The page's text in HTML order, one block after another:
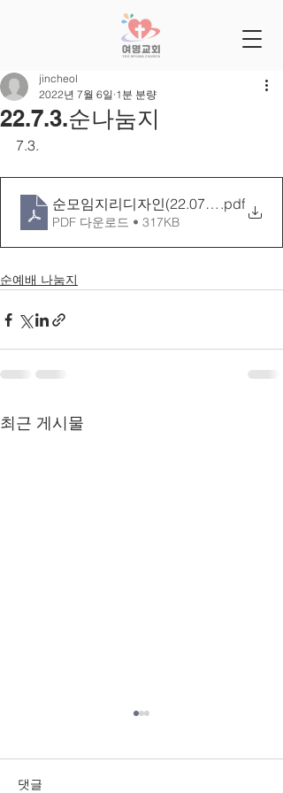
22.7.3.순나눔지
jincheol
2022년 7월 6일 1분 분량
7.3.
순모임지리디자인(22.07.03).pdf
PDF 다운로드 • 317KB
순예배 나눔지
최근 게시물
11.26
댓글